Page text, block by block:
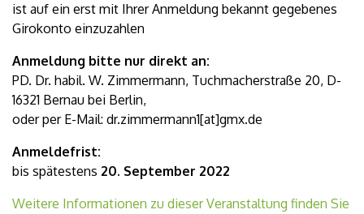
ist auf ein erst mit Ihrer Anmeldung bekannt gegebenes
Girokonto einzuzahlen
Anmeldung bitte nur direkt an:
PD. Dr. habil. W. Zimmermann, Tuchmacherstraße 20, D-
16321 Bernau bei Berlin,
oder per E-Mail: dr.zimmermann1[at]gmx.de
Anmeldefrist:
bis spätestens 20. September 2022
Weitere Informationen zu dieser Veranstaltung finden Sie